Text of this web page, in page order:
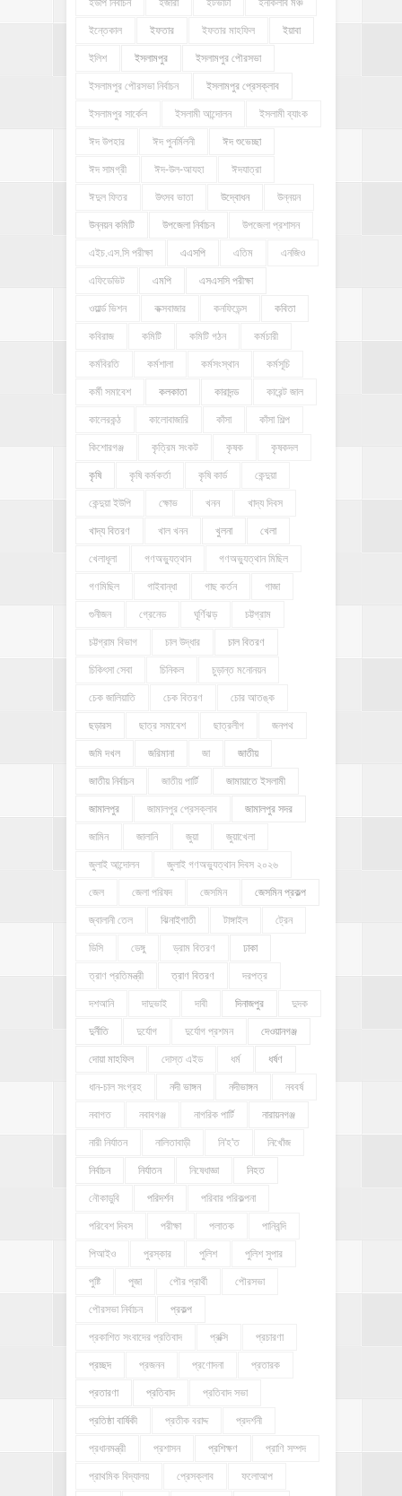
ইউপি নির্বাচন ইজারা ইটভাটা ইনকিলাব মঞ্চ
ইন্তেকাল ইফতার ইফতার মাহফিল ইয়াবা
ইলিশ ইসলামপুর ইসলামপুর পৌরসভা
ইসলামপুর পৌরসভা নির্বাচন ইসলামপুর প্রেসক্লাব
ইসলামপুর সার্কেল ইসলামী আন্দোলন ইসলামী ব্যাংক
ঈদ উপহার ঈদ পুনর্মিলনী ঈদ শুভেচ্ছা
ঈদ সামগ্রী ঈদ-উল-আযহা ঈদযাত্রা
ঈদুল ফিতর উৎসব ভাতা উদ্বোধন উন্নয়ন
উন্নয়ন কমিটি উপজেলা নির্বাচন উপজেলা প্রশাসন
এইচ.এস.সি পরীক্ষা এএসপি এতিম এনজিও
এফিডেভিট এমপি এসএসসি পরীক্ষা
ওয়ার্ল্ড ভিশন কক্সবাজার কনফিডেন্স কবিতা
কবিরাজ কমিটি কমিটি গঠন কর্মচারী
কর্মবিরতি কর্মশালা কর্মসংস্থান কর্মসূচি
কর্মী সমাবেশ কলকাতা কারাদন্ড কারেন্ট জাল
কালেরকন্ঠ কালোবাজারি কাঁসা কাঁসা শিল্প
কিশোরগঞ্জ কৃত্রিম সংকট কৃষক কৃষকদল
কৃষি কৃষি কর্মকর্তা কৃষি কার্ড কেন্দুয়া
কেন্দুয়া ইউপি ক্ষোভ খনন খাদ্য দিবস
খাদ্য বিতরণ খাল খনন খুলনা খেলা
খেলাধূলা গণঅভ্যুত্থান গণঅভ্যুত্থান মিছিল
গণমিছিল গাইবান্ধা গাছ কর্তন গাজা
গুনীজন গ্রেনেড ঘূর্ণিঝড় চট্টগ্রাম
চট্টগ্রাম বিভাগ চাল উদ্ধার চাল বিতরণ
চিকিৎসা সেবা চিনিকল চুড়ান্ত মনোনয়ন
চেক জালিয়াতি চেক বিতরণ চোর আতঙ্ক
ছড়ারস ছাত্র সমাবেশ ছাত্রলীগ জনপথ
জমি দখল জরিমানা জা জাতীয়
জাতীয় নির্বাচন জাতীয় পার্টি জামায়াতে ইসলামী
জামালপুর জামালপুর প্রেসক্লাব জামালপুর সদর
জামিন জালানি জুয়া জুয়াখেলা
জুলাই আন্দোলন জুলাই গণঅভ্যুত্থান দিবস ২০২৬
জেল জেলা পরিষদ জেসমিন জেসমিন প্রকল্প
জ্বালানী তেল ঝিনাইগাতী টাঙ্গাইল ট্রেন
ডিসি ডেঙ্গু ড্রাম বিতরণ ঢাকা
ত্রাণ প্রতিমন্ত্রী ত্রাণ বিতরণ দরপত্র
দশআনি দাদুভাই দাবী দিনাজপুর দুদক
দুর্নীতি দুর্যোগ দুর্যোগ প্রশমন দেওয়ানগঞ্জ
দোয়া মাহফিল দোস্ত এইড ধর্ম ধর্ষণ
ধান-চাল সংগ্রহ নদী ভাঙ্গন নদীভাঙ্গন নববর্ষ
নবাগত নবাবগঞ্জ নাগরিক পার্টি নারায়নগঞ্জ
নারী নির্যাতন নালিতাবাড়ী নি'হ'ত নিখোঁজ
নির্বাচন নির্যাতন নিষেধাজ্ঞা নিহত
নৌকাডুবি পরিদর্শন পরিবার পরিকল্পনা
পরিবেশ দিবস পরীক্ষা পলাতক পানিবন্দি
পিআইও পুরস্কার পুলিশ পুলিশ সুপার
পুষ্টি পূজা পৌর প্রার্থী পৌরসভা
পৌরসভা নির্বাচন প্রকল্প
প্রকাশিত সংবাদের প্রতিবাদ প্রক্সি প্রচারণা
প্রচ্ছদ প্রজনন প্রণোদনা প্রতারক
প্রতারণা প্রতিবাদ প্রতিবাদ সভা
প্রতিষ্ঠা বার্ষিকী প্রতীক বরাদ্দ প্রদর্শনী
প্রধানমন্ত্রী প্রশাসন প্রশিক্ষণ প্রাণি সম্পদ
প্রাথমিক বিদ্যালয় প্রেসক্লাব ফলোআপ